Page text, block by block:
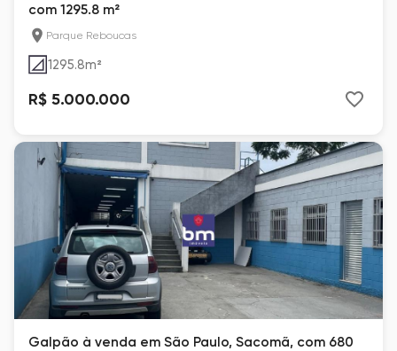
com 1295.8 m²
Parque Reboucas
1295.8m²
R$ 5.000.000
Galpão à venda em São Paulo, Sacomã, com 680